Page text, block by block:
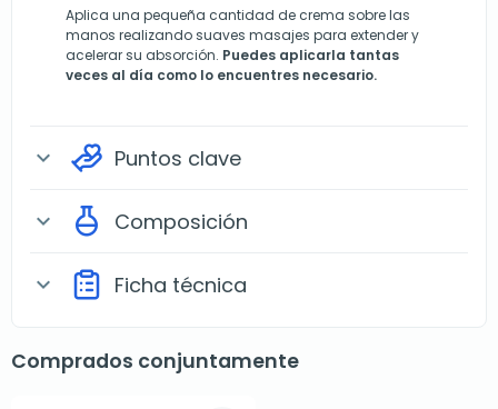
Aplica una pequeña cantidad de crema sobre las
manos realizando suaves masajes para extender y
acelerar su absorción. Puedes aplicarla tantas
veces al día como lo encuentres necesario.
expand_more Puntos clave
expand_more Composición
expand_more Ficha técnica
Comprados conjuntamente